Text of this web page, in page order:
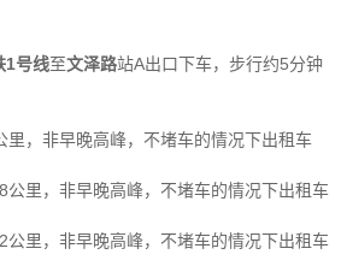
1号线至文泽路站A出口下车，步行约5分钟
里，非早晚高峰，不堵车的情况下出租车
公里，非早晚高峰，不堵车的情况下出租车
公里，非早晚高峰，不堵车的情况下出租车